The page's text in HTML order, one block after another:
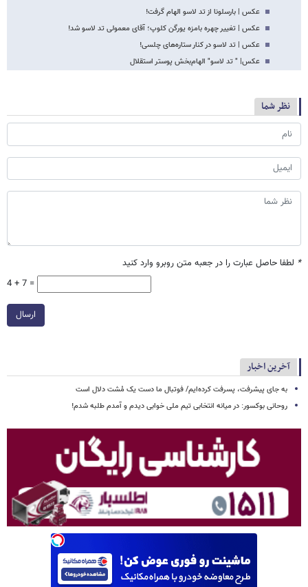
عکس | بارسلونا از تد لاسو الهام گرفت!
عکس | تغییر چهره بامزه یورگن کلوپ؛ آقای معمولی تد لاسو شد!
عکس | تد لاسو در کنار ستاره‌های چلسی!
عکس| " تد لاسو" الهام‌بخش پوستر استقلال
نظر شما
* لطفا حاصل عبارت را در جعبه متن روبرو وارد کنید
4 + 7 =
ارسال
آخرین اخبار
به جای پیشرفت، پسرفت کرده‌ایم/ فوتبال ما دست یک مُشت دلال است
روحانی بوکسور: در میانه انتخابی تیم ملی خوابی دیدم و آمدم طلبه شدم!